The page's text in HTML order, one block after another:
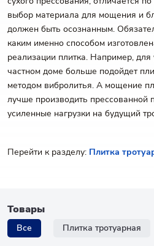
выбор материала для мощения и
должен быть осознанным.
каким именно способом
реализации плитка. Например, для
частном доме больше подойдет
методом вибролитья. А мощение
лучше производить прессованной
усиленные нагрузки на будущий
Перейти к разделу: Плитка
Товары
Все Плитка тротуарная